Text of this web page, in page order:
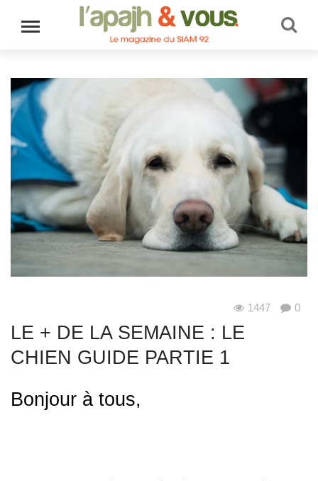
1447 0
LE + DE LA SEMAINE : LE
CHIEN GUIDE PARTIE 1
Bonjour à tous,